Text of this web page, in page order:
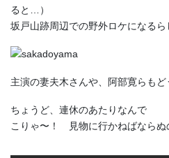
ると…）
坂戸山跡周辺での野外ロケになるら
主演の妻夫木さんや、阿部寛らもど
ちょうど、連休のあたりなんで
こりゃ〜！ 見物に行かねばならぬ